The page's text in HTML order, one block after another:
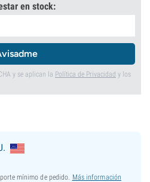
en stock:
y se aplican la Política de Privacidad y los
mínimo de pedido. Más información